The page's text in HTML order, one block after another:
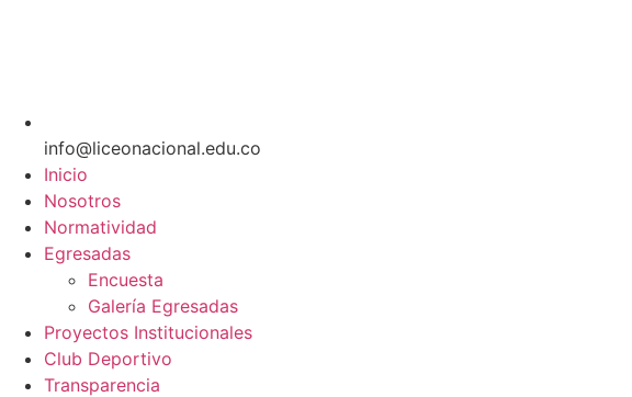
info@liceonacional.edu.co
Inicio
Nosotros
Normatividad
Egresadas
Encuesta
Galería Egresadas
Proyectos Institucionales
Club Deportivo
Transparencia